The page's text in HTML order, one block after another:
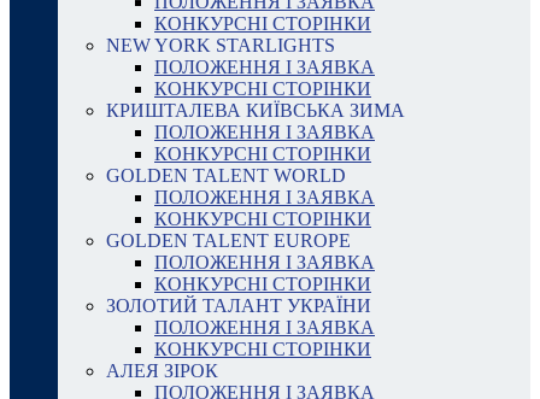
КОНКУРСНІ СТОРІНКИ
NEW YORK STARLIGHTS
ПОЛОЖЕННЯ І ЗАЯВКА
КОНКУРСНІ СТОРІНКИ
КРИШТАЛЕВА КИЇВСЬКА ЗИМА
ПОЛОЖЕННЯ І ЗАЯВКА
КОНКУРСНІ СТОРІНКИ
GOLDEN TALENT WORLD
ПОЛОЖЕННЯ І ЗАЯВКА
КОНКУРСНІ СТОРІНКИ
GOLDEN TALENT EUROPE
ПОЛОЖЕННЯ І ЗАЯВКА
КОНКУРСНІ СТОРІНКИ
ЗОЛОТИЙ ТАЛАНТ УКРАЇНИ
ПОЛОЖЕННЯ І ЗАЯВКА
КОНКУРСНІ СТОРІНКИ
АЛЕЯ ЗІРОК
ПОЛОЖЕННЯ І ЗАЯВКА